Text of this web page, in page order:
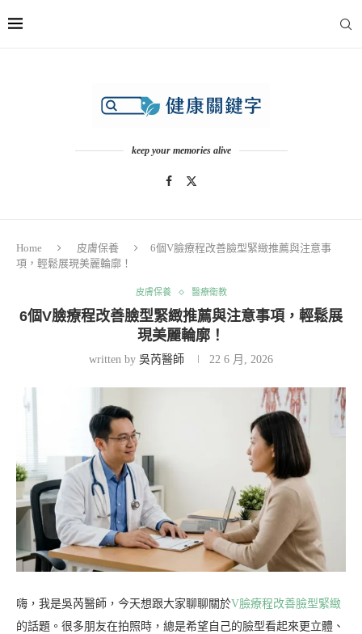
keep your memories alive
Home 皮膚保養
6個V臉療程改善臉型緊緻推薦與注意事
項，輕鬆展現美麗輪廓！
皮膚保養 醫療衛教
6個V臉療程改善臉型緊緻推薦與注意事項，輕鬆展
現美麗輪廓！
written by 吳芮醫師 22 6 月, 2026
嗨，我是吳芮醫師，今天想跟大家聊聊關於V臉療程改善臉型緊緻
的話題。很多朋友在拍照時，總是希望自己的臉型看起來更立體、